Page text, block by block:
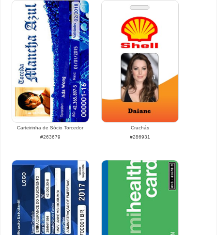
Carteirinha de Sócio Torcedor
#263679
Crachás
#286931